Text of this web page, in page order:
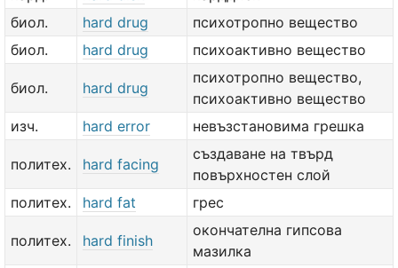
биол.
hard drug
психотропно вещество
биол.
hard drug психоактивно вещество
биол. hard drug
психотропно вещество,
психоактивно вещество
изч.
hard error невъзстановима грешка
политех. hard facing
създаване на твърд
повърхностен слой
политех.
hard fat грес
политех. hard finish
окончателна гипсова
мазилка